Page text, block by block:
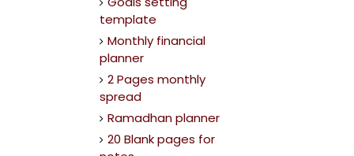
template
Monthly financial
planner
2 Pages monthly
spread
Ramadhan planner
20 Blank pages for